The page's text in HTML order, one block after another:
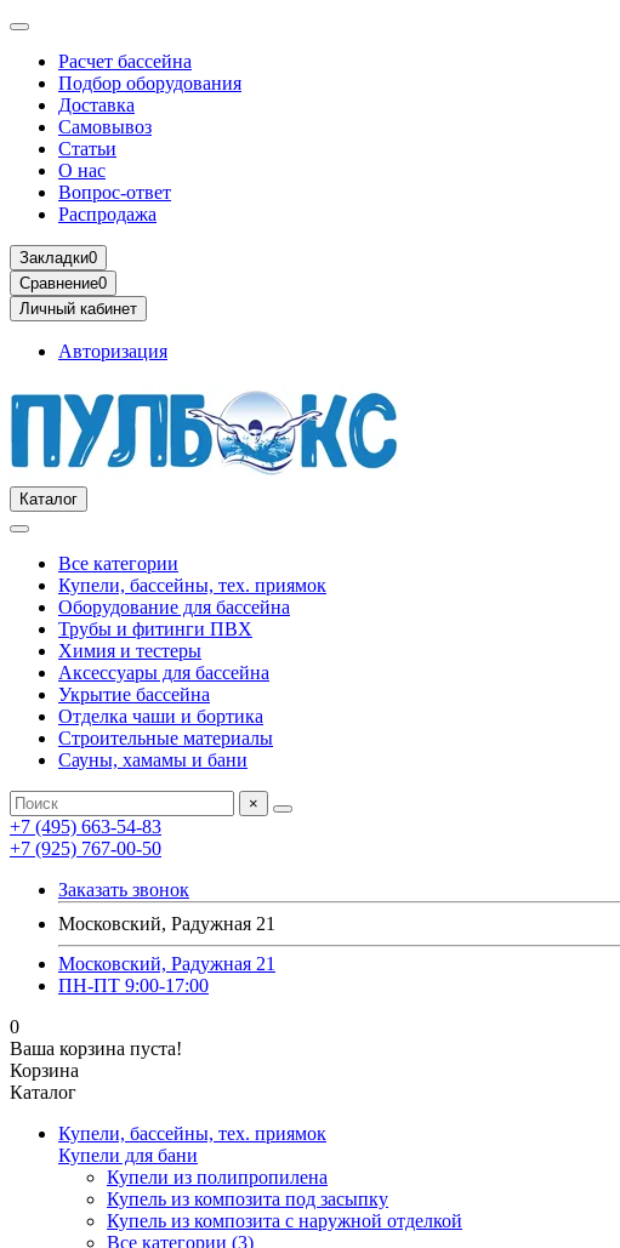
Расчет бассейна
Подбор оборудования
Доставка
Самовывоз
Статьи
О нас
Вопрос-ответ
Распродажа
Закладки0
Сравнение0
Личный кабинет
Авторизация
Каталог
Все категории
Купели, бассейны, тех. приямок
Оборудование для бассейна
Трубы и фитинги ПВХ
Химия и тестеры
Аксессуары для бассейна
Укрытие бассейна
Отделка чаши и бортика
Строительные материалы
Сауны, хамамы и бани
×
+7 (495) 663-54-83
+7 (925) 767-00-50
Заказать звонок
Московский, Радужная 21
Московский, Радужная 21
ПН-ПТ 9:00-17:00
0
Ваша корзина пуста!
Корзина
Каталог
Купели, бассейны, тех. приямок
Купели для бани
Купели из полипропилена
Купель из композита под засыпку
Купель из композита с наружной отделкой
Все категории (3)